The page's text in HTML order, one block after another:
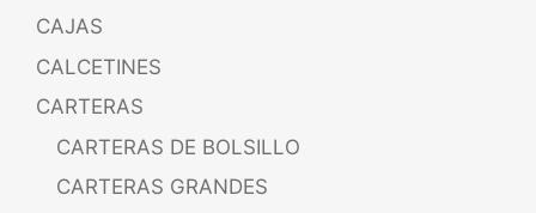
CAJAS
CALCETINES
CARTERAS
CARTERAS DE BOLSILLO
CARTERAS GRANDES